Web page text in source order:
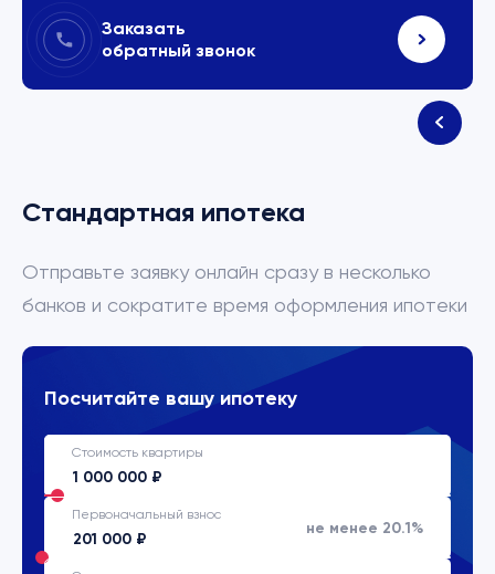
Заказать
обратный звонок
Стандартная ипотека
Отправьте заявку онлайн сразу в несколько
банков и сократите время оформления ипотеки
Посчитайте вашу ипотеку
Стоимость квартиры
Первоначальный взнос
не менее 20.1%